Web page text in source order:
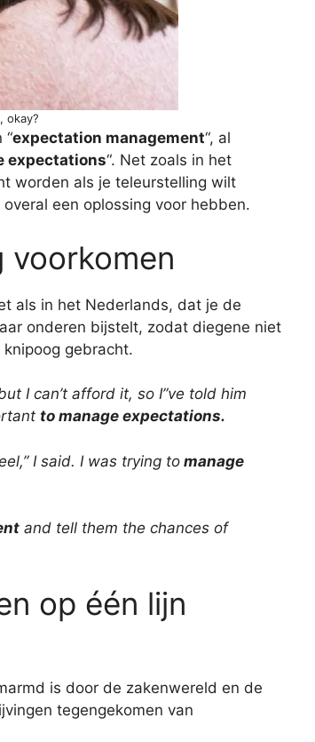
okay?
“expectation management“, al
expectations“. Net zoals in het
worden als je teleurstelling wilt
een oplossing voor hebben.
voorkomen
als in het Nederlands, dat je de
onderen bijstelt, zodat diegene niet
gebracht.
I can’t afford it, so I”ve told him
to manage expectations.
I said. I was trying to manage
and tell them the chances of
op één lijn
is door de zakenwereld en de
tegengekomen van